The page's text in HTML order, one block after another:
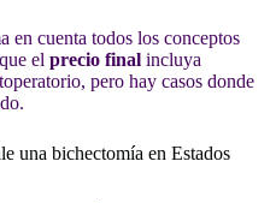
en cuenta todos los conceptos
el precio final incluya
pero hay casos donde
una bichectomía en Estados